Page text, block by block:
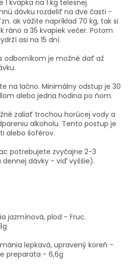
1 kvapka na 1 kg telesnej
dávku rozdeliť na dve časti -
ak vážite napríklad 70 kg, tak si
ráno a 35 kvapiek večer. Potom
asi na 15 dní.
odborníkom je možné dať až
na lačno. Minimálny odstup je 30
alebo jedna hodina po ňom.
zaliať trochou horúcej vody a
alkoholu. Tento postup je
alebo šoférov.
potrebujete zvyčajne 2-3
dávky - viď vyššie).
jazmínová, plod - Fruc.
lepkavá, upravený koreň -
preparata - 6,6g